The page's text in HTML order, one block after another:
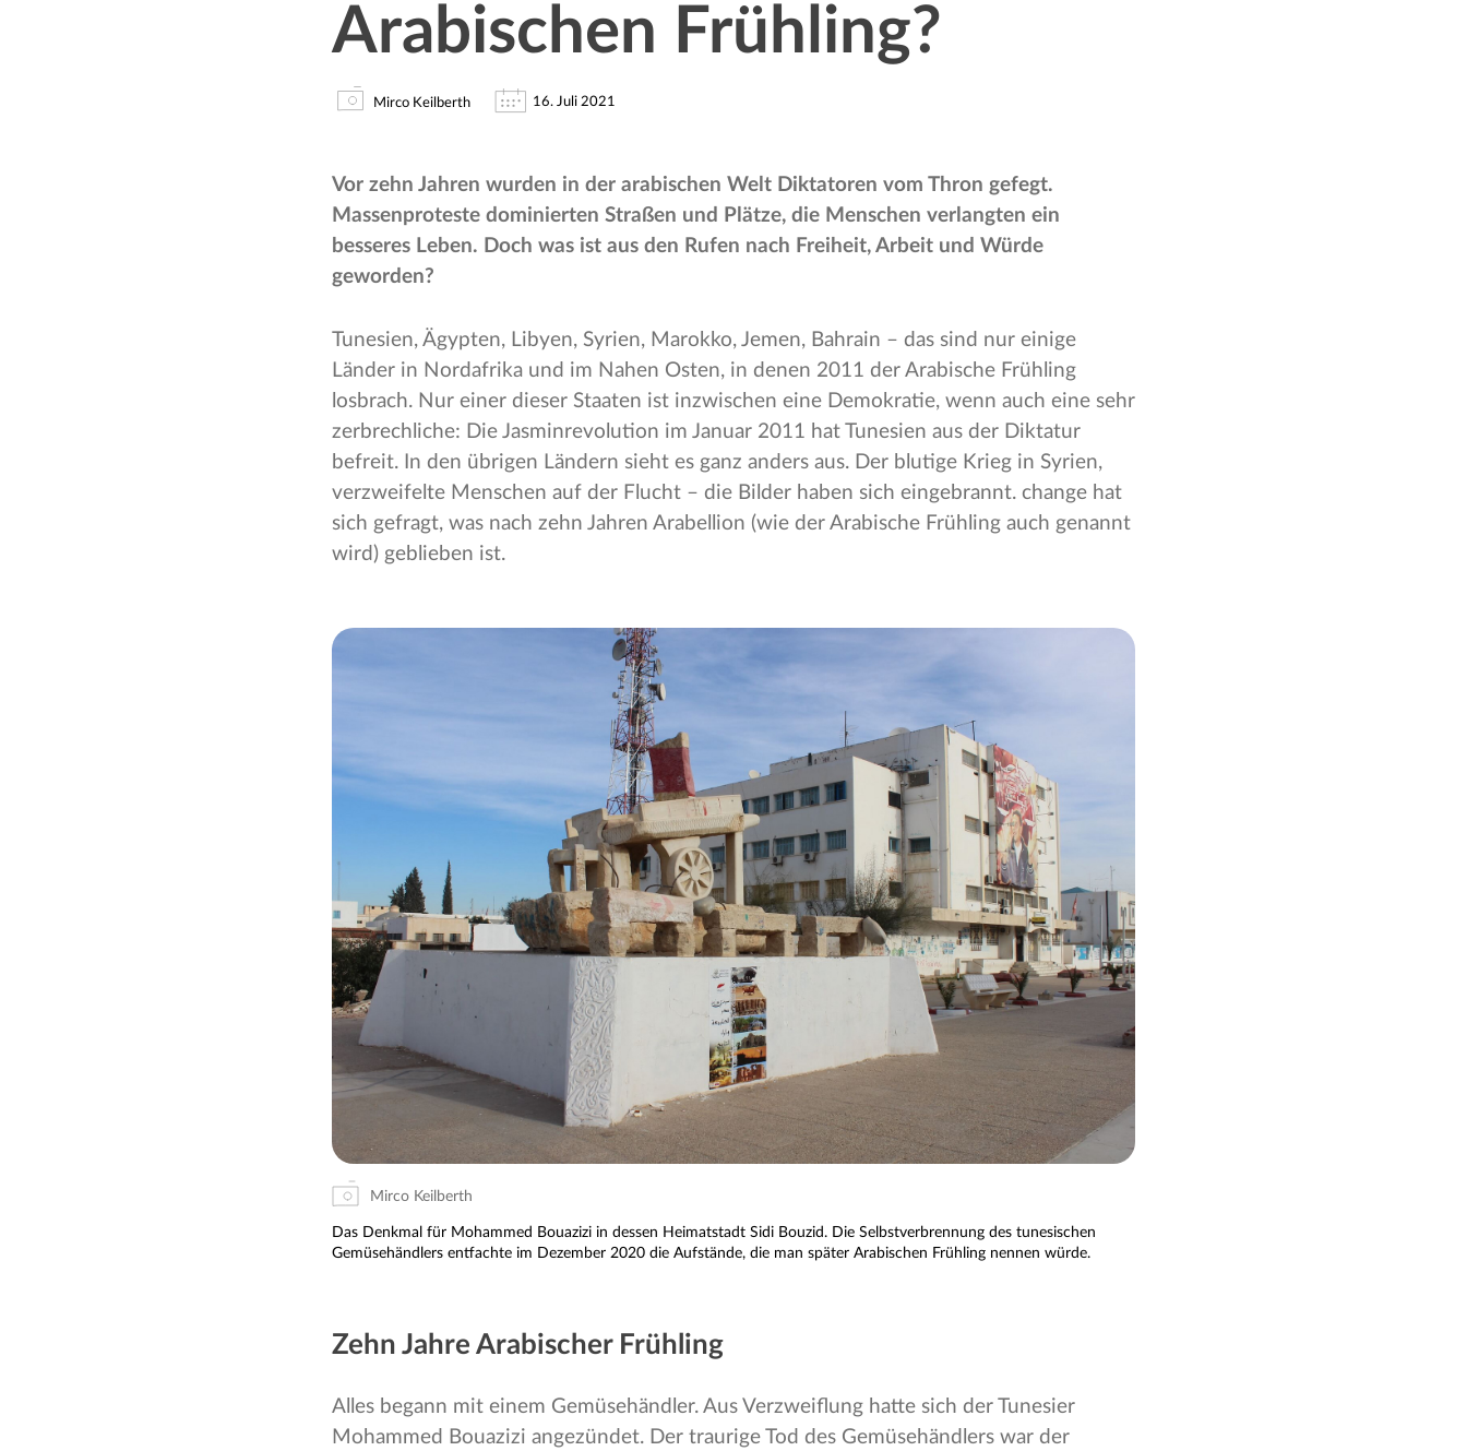
Arabischen Frühling?
Mirco Keilberth 16. Juli 2021
Vor zehn Jahren wurden in der arabischen Welt Diktatoren vom Thron gefegt.
Massenproteste dominierten Straßen und Plätze, die Menschen verlangten ein
besseres Leben. Doch was ist aus den Rufen nach Freiheit, Arbeit und Würde
geworden?
Tunesien, Ägypten, Libyen, Syrien, Marokko, Jemen, Bahrain – das sind nur einige
Länder in Nordafrika und im Nahen Osten, in denen 2011 der Arabische Frühling
losbrach. Nur einer dieser Staaten ist inzwischen eine Demokratie, wenn auch eine sehr
zerbrechliche: Die Jasminrevolution im Januar 2011 hat Tunesien aus der Diktatur
befreit. In den übrigen Ländern sieht es ganz anders aus. Der blutige Krieg in Syrien,
verzweifelte Menschen auf der Flucht – die Bilder haben sich eingebrannt. change hat
sich gefragt, was nach zehn Jahren Arabellion (wie der Arabische Frühling auch genannt
wird) geblieben ist.
Mirco Keilberth
Das Denkmal für Mohammed Bouazizi in dessen Heimatstadt Sidi Bouzid. Die Selbstverbrennung des tunesischen
Gemüsehändlers entfachte im Dezember 2020 die Aufstände, die man später Arabischen Frühling nennen würde.
Zehn Jahre Arabischer Frühling
Alles begann mit einem Gemüsehändler. Aus Verzweiflung hatte sich der Tunesier
Mohammed Bouazizi angezündet. Der traurige Tod des Gemüsehändlers war der